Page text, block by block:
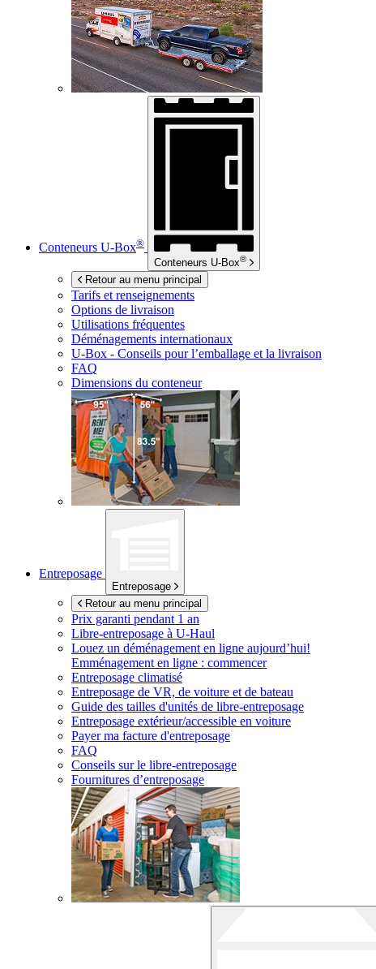
Conteneurs U-Box®
Conteneurs U-Box®
Retour au menu principal
Tarifs et renseignements
Options de livraison
Utilisations fréquentes
Déménagements internationaux
U-Box - Conseils pour l’emballage et la livraison
FAQ
Dimensions du conteneur
Entreposage
Entreposage
Retour au menu principal
Prix garanti pendant 1 an
Libre-entreposage à U-Haul
Louez un déménagement en ligne aujourd’hui!
Emménagement en ligne : commencer
Entreposage climatisé
Entreposage de VR, de voiture et de bateau
Guide des tailles d'unités de libre-entreposage
Entreposage extérieur/accessible en voiture
Payer ma facture d'entreposage
FAQ
Conseils sur le libre-entreposage
Fournitures d’entreposage